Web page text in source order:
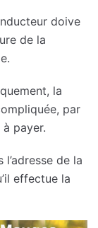
doive
de la
la
par
payer.
de la
effectue la